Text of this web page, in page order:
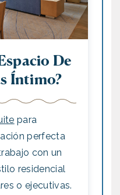
De
Íntimo?
para
perfecta
con un
residencial
o ejecutivas.